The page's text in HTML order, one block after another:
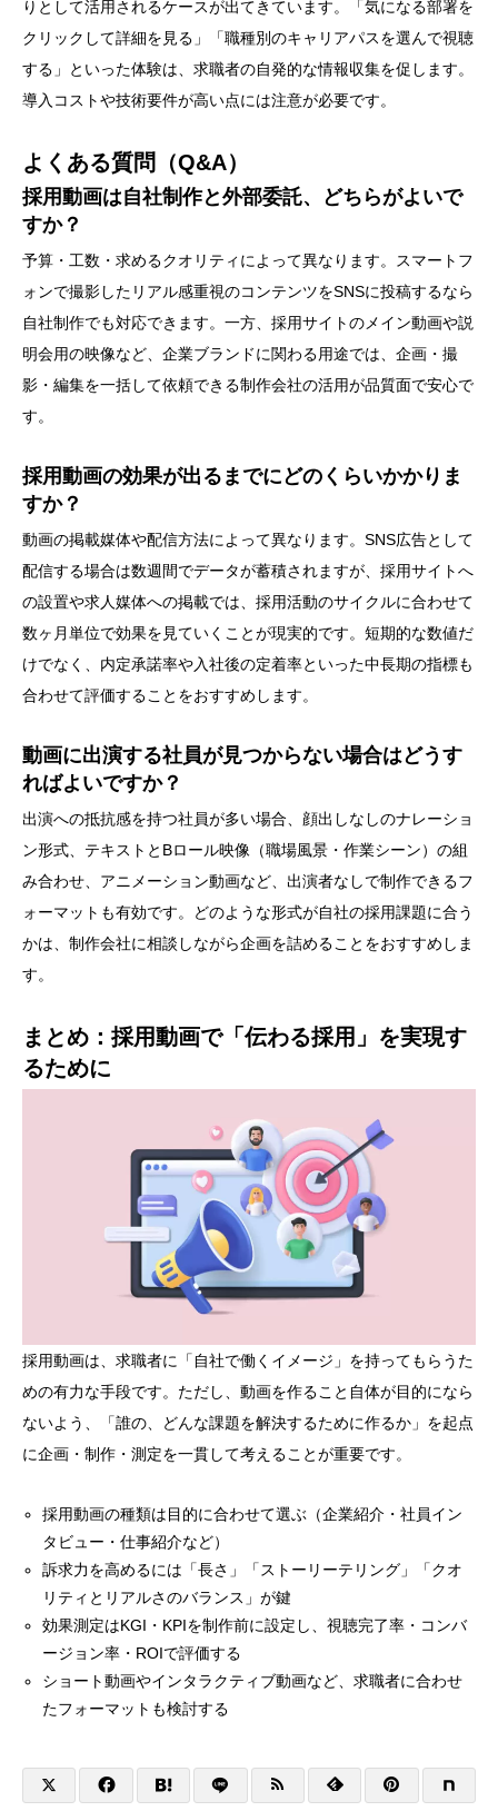
りとして活用されるケースが出てきています。「気になる部署を
クリックして詳細を見る」「職種別のキャリアパスを選んで視聴
する」といった体験は、求職者の自発的な情報収集を促します。
導入コストや技術要件が高い点には注意が必要です。
よくある質問（Q&A）
採用動画は自社制作と外部委託、どちらがよいで
すか？
予算・工数・求めるクオリティによって異なります。スマートフ
ォンで撮影したリアル感重視のコンテンツをSNSに投稿するなら
自社制作でも対応できます。一方、採用サイトのメイン動画や説
明会用の映像など、企業ブランドに関わる用途では、企画・撮
影・編集を一括して依頼できる制作会社の活用が品質面で安心で
す。
採用動画の効果が出るまでにどのくらいかかりま
すか？
動画の掲載媒体や配信方法によって異なります。SNS広告として
配信する場合は数週間でデータが蓄積されますが、採用サイトへ
の設置や求人媒体への掲載では、採用活動のサイクルに合わせて
数ヶ月単位で効果を見ていくことが現実的です。短期的な数値だ
けでなく、内定承諾率や入社後の定着率といった中長期の指標も
合わせて評価することをおすすめします。
動画に出演する社員が見つからない場合はどうす
ればよいですか？
出演への抵抗感を持つ社員が多い場合、顔出しなしのナレーショ
ン形式、テキストとBロール映像（職場風景・作業シーン）の組
み合わせ、アニメーション動画など、出演者なしで制作できるフ
ォーマットも有効です。どのような形式が自社の採用課題に合う
かは、制作会社に相談しながら企画を詰めることをおすすめしま
す。
まとめ：採用動画で「伝わる採用」を実現す
るために
採用動画は、求職者に「自社で働くイメージ」を持ってもらうた
めの有力な手段です。ただし、動画を作ること自体が目的になら
ないよう、「誰の、どんな課題を解決するために作るか」を起点
に企画・制作・測定を一貫して考えることが重要です。
採用動画の種類は目的に合わせて選ぶ（企業紹介・社員イン
タビュー・仕事紹介など）
訴求力を高めるには「長さ」「ストーリーテリング」「クオ
リティとリアルさのバランス」が鍵
効果測定はKGI・KPIを制作前に設定し、視聴完了率・コンバ
ージョン率・ROIで評価する
ショート動画やインタラクティブ動画など、求職者に合わせ
たフォーマットも検討する